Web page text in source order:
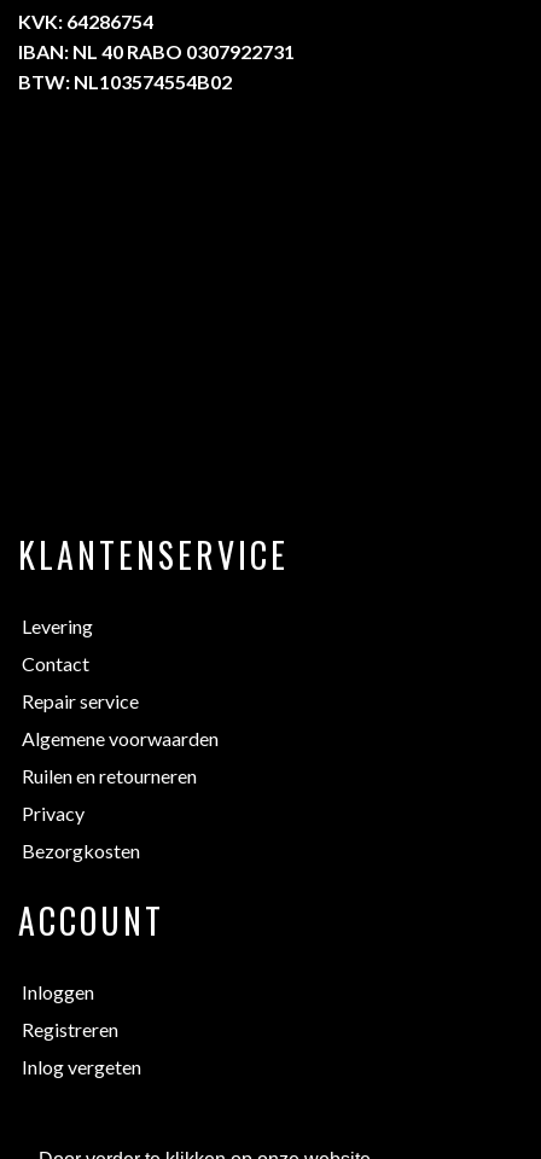
KVK: 64286754
IBAN: NL 40 RABO 0307922731
BTW: NL103574554B02
KLANTENSERVICE
Levering
Contact
Repair service
Algemene voorwaarden
Ruilen en retourneren
Privacy
Bezorgkosten
ACCOUNT
Inloggen
Registreren
Inlog vergeten